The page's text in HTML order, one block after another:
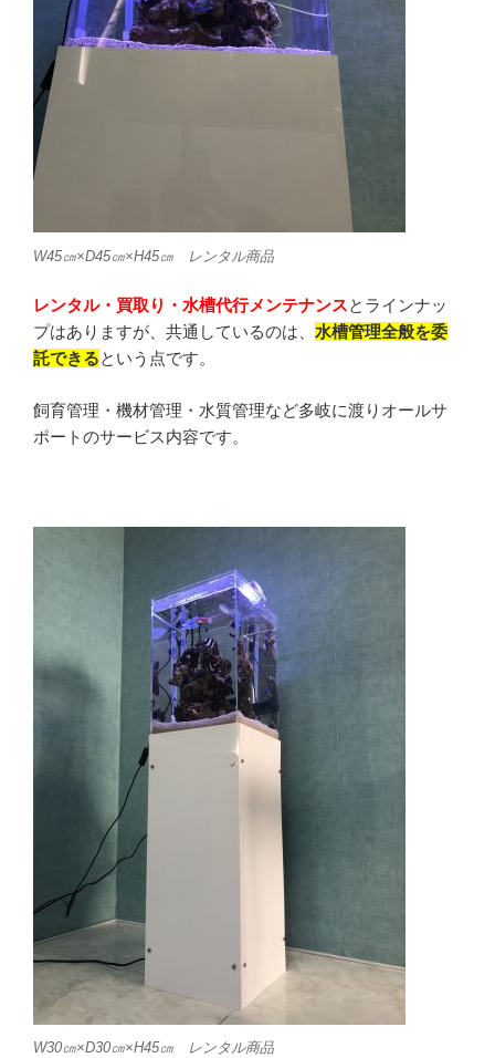
W45㎝×D45㎝×H45㎝ レンタル商品
レンタル・買取り・水槽代行メンテナンスとラインナッ
プはありますが、共通しているのは、 水槽管理全般を委
託できるという点です。
飼育管理・機材管理・水質管理など多岐に渡りオールサ
ポートのサービス内容です。
W30㎝×D30㎝×H45㎝ レンタル商品